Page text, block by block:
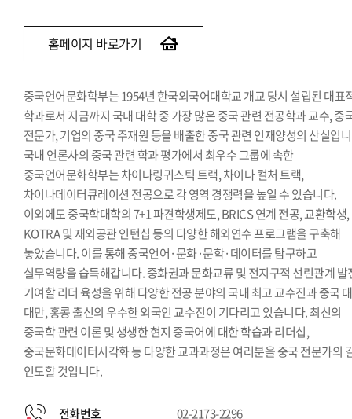
홈페이지 바로가기
중국언어문화학부는 1954년 한국외국어대학교 개교 당시 설립된 대표
학과로서 지금까지 국내 대학 중 가장 많은 중국 관련 전공학과 교수, 중
전문가, 기업의 중국 주재원 등을 배출한 중국 관련 인재양성의 산실입
국내 언론사의 중국 관련 학과 평가에서 최우수 그룹에 속한
중국언어문화학부는 차이나링귀스틱 트랙, 차이나 컬처 트랙,
차이나데이터큐레이션 전공으로 각 영역 경쟁력을 높일 수 있습니다.
이외에도 중국학대학의 7+1 파견학생제도, BRICS 연계 전공, 교환학생,
KOTRA 및 재외공관 인턴십 등의 다양한 해외연수 프로그램을 구축해
놓았습니다. 이를 통해 중국언어·문화·문학·데이터를 탐구하고
실무역량을 습득해갑니다. 중화권과 문화교류 및 전지구적 선린관계 발
기여할 리더 육성을 위해 다양한 전공 분야의 국내 최고 교수진과 중국
대만, 홍콩 출신의 우수한 외국인 교수진이 기다리고 있습니다. 최신의
중국학 관련 이론 및 생생한 현지 중국어에 대한 학습과 리더십,
중국문화데이터시각화 등 다양한 교과과정은 여러분을 중국 전문가의
인도할 것입니다.
전화번호 02-2173-2296